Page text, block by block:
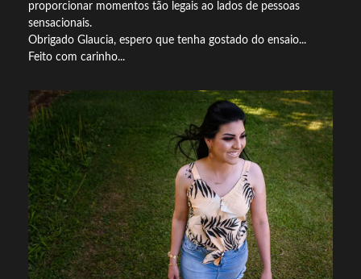
proporcionar momentos tão legais ao lados de pessoas
sensacionais.
Obrigado Glaucia, espero que tenha gostado do ensaio...
Feito com carinho...